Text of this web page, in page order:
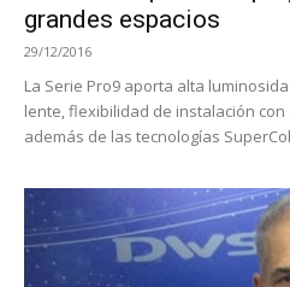
grandes espacios
29/12/2016
La Serie Pro9 aporta alta
lente, flexibilidad de instalación
además de las tecnologías